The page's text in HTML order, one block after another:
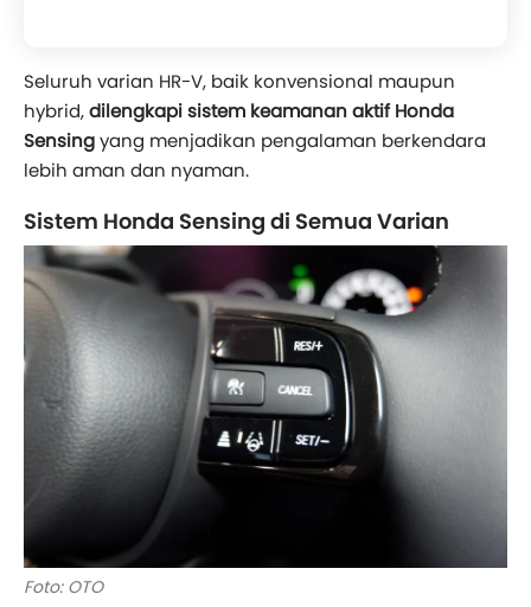
Seluruh varian HR-V, baik konvensional maupun
hybrid,dilengkapi sistem keamanan aktif Honda
Sensingyang menjadikan pengalaman berkendara
lebih aman dan nyaman.
Sistem Honda Sensing di Semua Varian
Foto: OTO